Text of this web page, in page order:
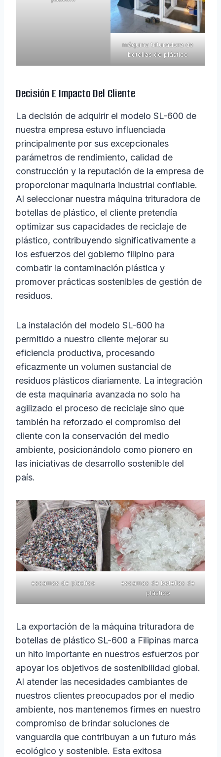
máquina trituradora de
botellas de plástico
Decisión E Impacto Del Cliente
La decisión de adquirir el modelo SL-600 de
nuestra empresa estuvo influenciada
principalmente por sus excepcionales
parámetros de rendimiento, calidad de
construcción y la reputación de la empresa de
proporcionar maquinaria industrial confiable.
Al seleccionar nuestra máquina trituradora de
botellas de plástico, el cliente pretendía
optimizar sus capacidades de reciclaje de
plástico, contribuyendo significativamente a
los esfuerzos del gobierno filipino para
combatir la contaminación plástica y
promover prácticas sostenibles de gestión de
residuos.
La instalación del modelo SL-600 ha
permitido a nuestro cliente mejorar su
eficiencia productiva, procesando
eficazmente un volumen sustancial de
residuos plásticos diariamente. La integración
de esta maquinaria avanzada no solo ha
agilizado el proceso de reciclaje sino que
también ha reforzado el compromiso del
cliente con la conservación del medio
ambiente, posicionándolo como pionero en
las iniciativas de desarrollo sostenible del
país.
escamas de plastico
escamas de botellas de
plástico
La exportación de la máquina trituradora de
botellas de plástico SL-600 a Filipinas marca
un hito importante en nuestros esfuerzos por
apoyar los objetivos de sostenibilidad global.
Al atender las necesidades cambiantes de
nuestros clientes preocupados por el medio
ambiente, nos mantenemos firmes en nuestro
compromiso de brindar soluciones de
vanguardia que contribuyan a un futuro más
ecológico y sostenible. Esta exitosa